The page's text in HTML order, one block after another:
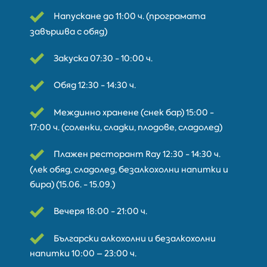
Напускане до 11:00 ч. (програмата
завършва с обяд)
Закуска 07:30 - 10:00 ч.
Обяд 12:30 - 14:30 ч.
Междинно хранене (снек бар) 15:00 -
17:00 ч. (соленки, сладки, плодове, сладолед)
Плажен ресторант Ray 12:30 - 14:30 ч.
(лек обяд, сладолед, безалкохолни напитки и
бира) (15.06. - 15.09.)
Вечеря 18:00 - 21:00 ч.
Български алкохолни и безалкохолни
напитки 10:00 – 23:00 ч.